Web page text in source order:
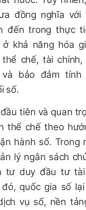
đồng nghĩa với
đến trong thực
ở khả năng hóa
chế, tài
bảo đảm tính
số.
tiên và quan
thể chế theo
hành số. Trong
lý ngân sách
tư duy đầu tư tài
đó, quốc gia số
vụ số, nền